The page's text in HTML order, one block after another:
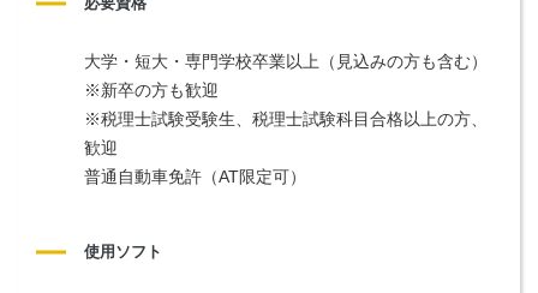
大学・短大・専門学校卒業以上（見込みの方も含む）
※新卒の方も歓迎
※税理士試験受験生、税理士試験科目合格以上の方、
歓迎
普通自動車免許（AT限定可）
使用ソフト